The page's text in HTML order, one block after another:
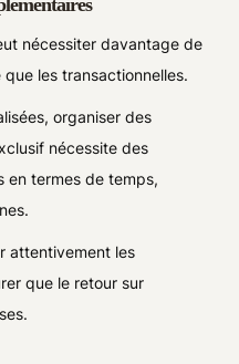
nécessiter davantage de
les transactionnelles.
organiser des
nécessite des
en termes de temps,
attentivement les
que le retour sur